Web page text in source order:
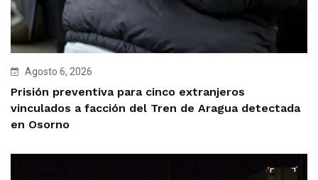
Agosto 6, 2026
Prisión preventiva para cinco extranjeros
vinculados a facción del Tren de Aragua detectada
en Osorno